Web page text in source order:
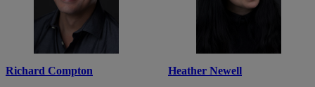
Richard Compton Heather Newell